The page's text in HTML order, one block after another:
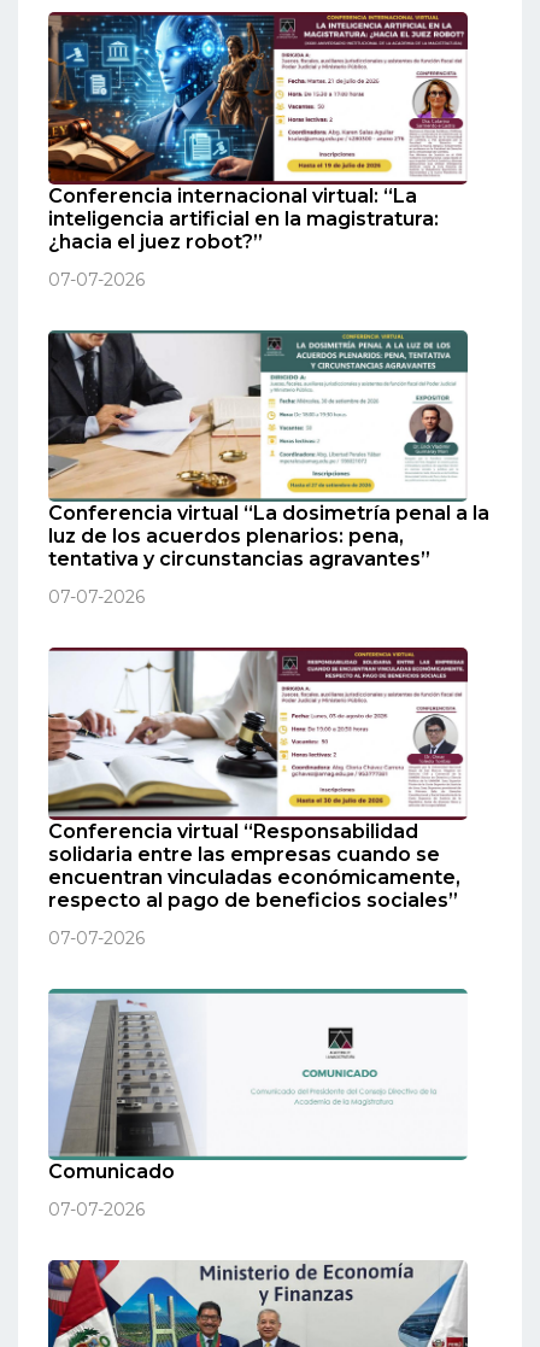
Conferencia internacional virtual: “La
inteligencia artificial en la magistratura:
¿hacia el juez robot?”
07-07-2026
Conferencia virtual “La dosimetría penal a la
luz de los acuerdos plenarios: pena,
tentativa y circunstancias agravantes”
07-07-2026
Conferencia virtual “Responsabilidad
solidaria entre las empresas cuando se
encuentran vinculadas económicamente,
respecto al pago de beneficios sociales”
07-07-2026
Comunicado
07-07-2026